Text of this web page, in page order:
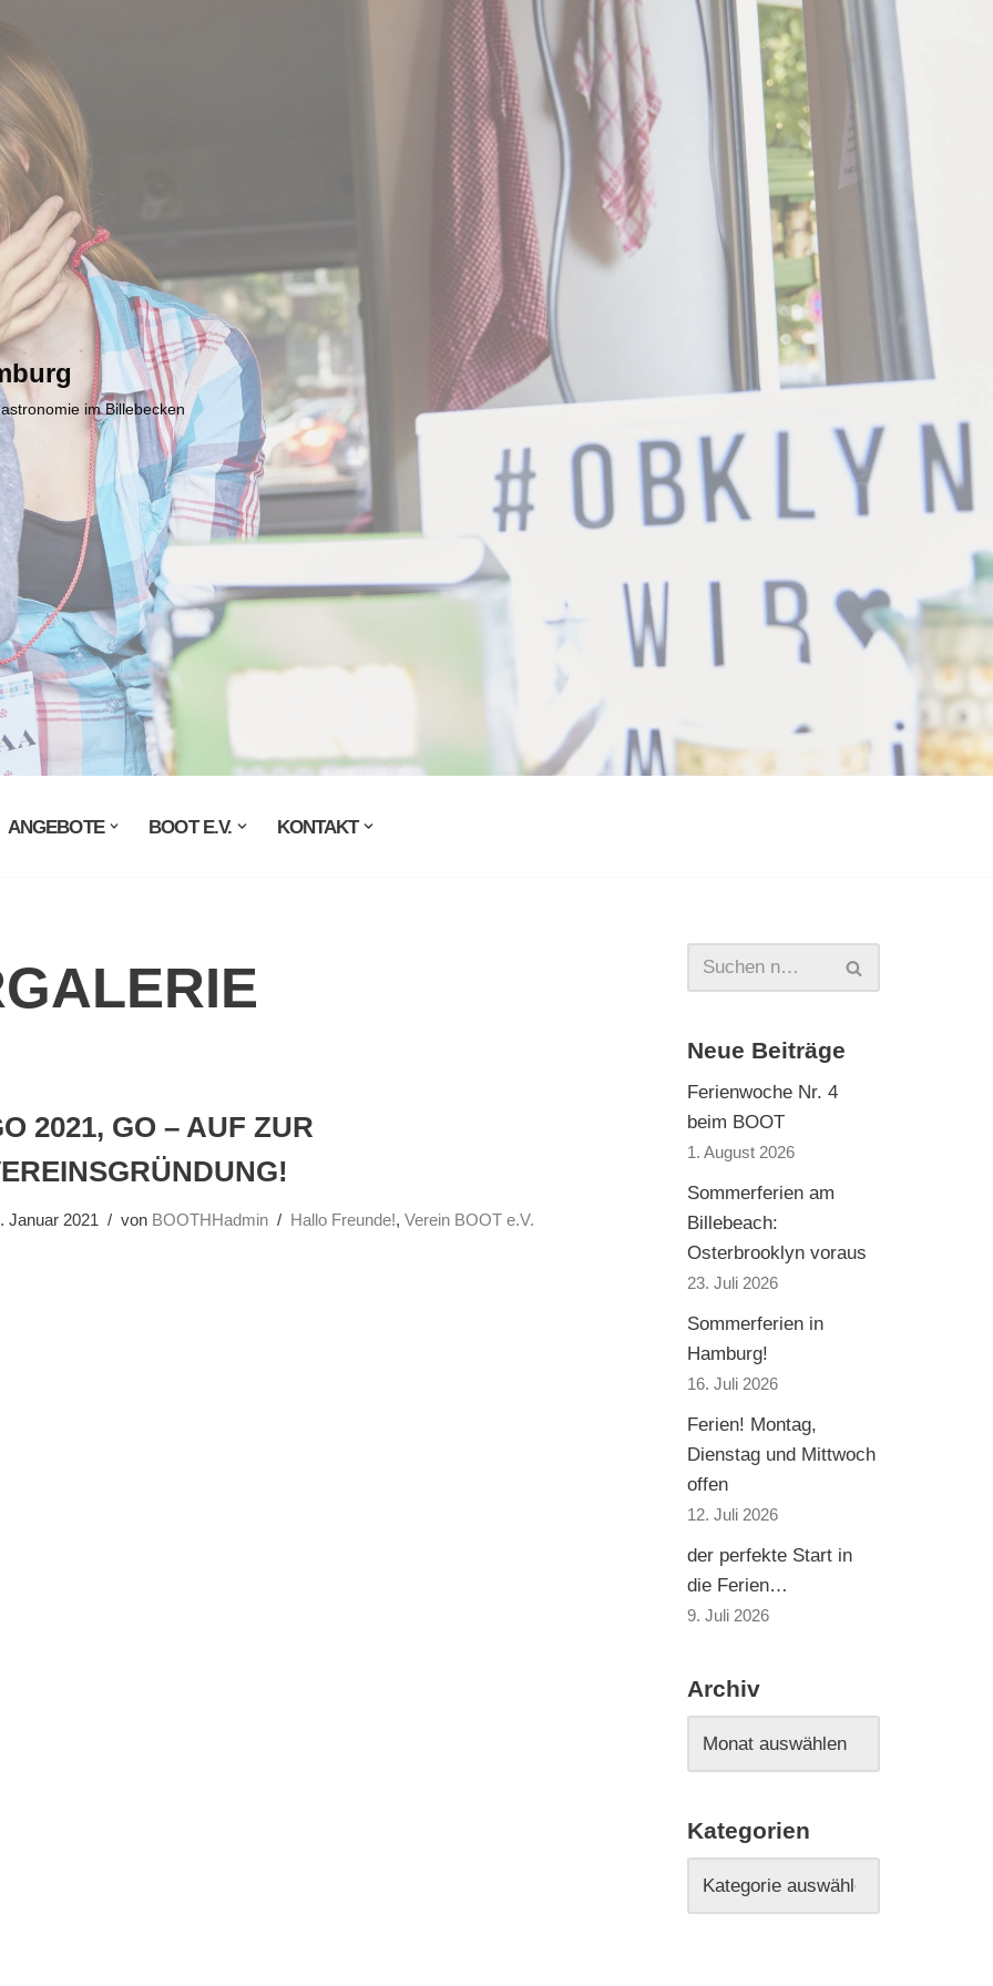
im Billebecken
ANGEBOTE BOOT E.V. KONTAKT
2021, GO – AUF ZUR
Januar 2021 von BOOTHHadmin Hallo Freunde!,Verein BOOT e.V.
Neue Beiträge
Ferienwoche Nr. 4
beim BOOT
1. August 2026
Sommerferien am
Billebeach:
Osterbrooklyn voraus
23. Juli 2026
Sommerferien in
Hamburg!
16. Juli 2026
Ferien! Montag,
Dienstag und Mittwoch
offen
12. Juli 2026
der perfekte Start in
die Ferien…
9. Juli 2026
Archiv
Kategorien